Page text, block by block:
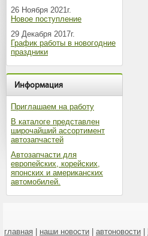
26 Ноября 2021г.
Новое поступление
29 Декабря 2017г.
График работы в новогодние
праздники
Информация
Приглашаем на работу
В каталоге представлен
широчайший ассортимент
автозапчастей
Автозапчасти для
европейских, корейских,
японских и американских
автомобилей.
главная наши новости автоновости